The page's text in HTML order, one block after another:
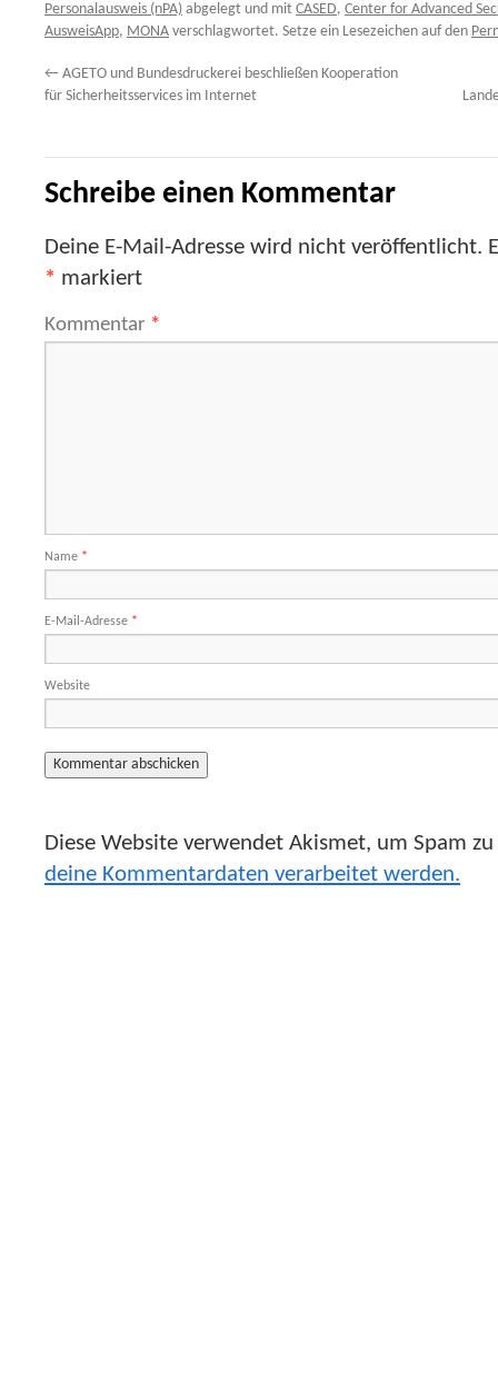
Personalausweis (nPA) abgelegt und mit CASED, Center for Advanced
AusweisApp, MONA verschlagwortet. Setze ein Lesezeichen auf den
← AGETO und Bundesdruckerei beschließen Kooperation
für Sicherheitsservices im Internet
Schreibe einen Kommentar
Deine E-Mail-Adresse wird nicht veröffentlicht.
* markiert
Kommentar *
Name *
E-Mail-Adresse *
Website
Diese Website verwendet Akismet, um Spam
deine Kommentardaten verarbeitet werden.